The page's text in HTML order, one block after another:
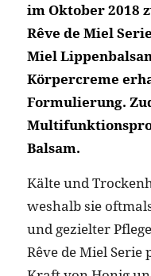
im Oktober 2018
Rêve de Miel
Miel
Körpercreme
Formulierung.
Balsam.
Kälte und
weshalb sie
und gezielter
Rêve de Miel